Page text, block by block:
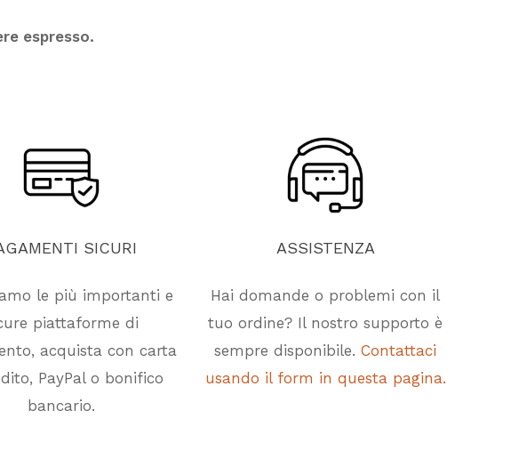
espresso.
SICURI
le più importanti e
piattaforme di
acquista con carta
PayPal o bonifico
bancario.
ASSISTENZA
Hai domande o problemi con il
tuo ordine? Il nostro supporto è
sempre disponibile.Contattaci
usando il form in questa pagina.